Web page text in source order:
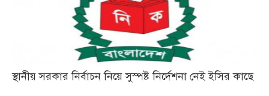
স্থানীয় সরকার নির্বাচন নিয়ে সুস্পষ্ট নির্দেশনা নেই ইসির কাছে